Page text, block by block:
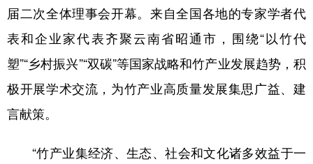
届二次全体理事会开幕。来自全国各地的专家学者代
表和企业家代表齐聚云南省昭通市，围绕“以竹代
塑”“乡村振兴”“双碳”等国家战略和竹产业发展趋势，积
极开展学术交流，为竹产业高质量发展集思广益、建
言献策。
“竹产业集经济、生态、社会和文化诸多效益于一